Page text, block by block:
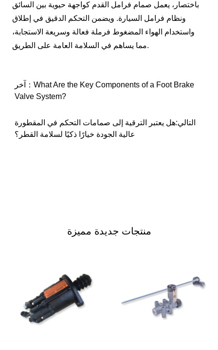
باختصار، يعمل صمام فرامل القدم كواجهة حيوية بين السائق
ونظام فرامل السيارة. ويضمن التحكم الدقيق في إطلاق
واستخدام الهواء المضغوط فرملة فعالة وسريعة الاستجابة،
مما يساهم في السلامة العامة على الطريق.
آخر：What Are the Key Components of a Foot Brake
Valve System?
التالي:هل يعتبر الترقية إلى صمامات التحكم في المقطورة
عالية الجودة خيارًا ذكيًا لسلامة القطر؟
منتجات جديدة مميزة